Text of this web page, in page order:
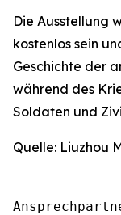
Die Ausstellung
kostenlos sein
Geschichte der
während des
Soldaten und
Quelle: Liuzhou